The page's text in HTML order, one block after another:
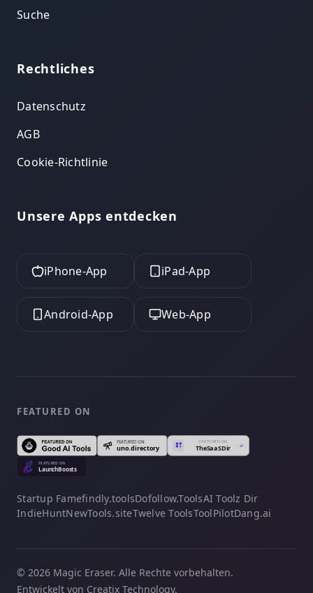
Suche
Rechtliches
Datenschutz
AGB
Cookie-Richtlinie
Unsere Apps entdecken
iPhone-App iPad-App
Android-App Web-App
FEATURED ON
Startup Famefindly.toolsDofollow.ToolsAI Toolz Dir
IndieHuntNewTools.siteTwelve ToolsToolPilotDang.ai
© 2026 Magic Eraser. Alle Rechte vorbehalten.
Entwickelt von Creatix Technology.